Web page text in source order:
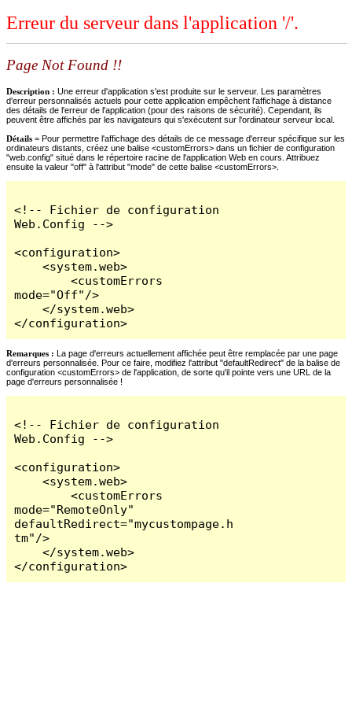
Erreur du serveur dans l'application '/'.
Page Not Found !!
Description : Une erreur d'application s'est produite sur le serveur. Les paramètres
d'erreur personnalisés actuels pour cette application empêchent l'affichage à distance
des détails de l'erreur de l'application (pour des raisons de sécurité). Cependant, ils
peuvent être affichés par les navigateurs qui s'exécutent sur l'ordinateur serveur local.
Détails = Pour permettre l'affichage des détails de ce message d'erreur spécifique sur les
ordinateurs distants, créez une balise <customErrors> dans un fichier de configuration
"web.config" situé dans le répertoire racine de l'application Web en cours. Attribuez
ensuite la valeur "off" à l'attribut "mode" de cette balise <customErrors>.
<!-- Fichier de configuration
Web.Config -->
<configuration>
    <system.web>
        <customErrors
mode="Off"/>
    </system.web>
</configuration>
Remarques : La page d'erreurs actuellement affichée peut être remplacée par une page
d'erreurs personnalisée. Pour ce faire, modifiez l'attribut "defaultRedirect" de la balise de
configuration <customErrors> de l'application, de sorte qu'il pointe vers une URL de la
page d'erreurs personnalisée !
<!-- Fichier de configuration
Web.Config -->
<configuration>
    <system.web>
        <customErrors
mode="RemoteOnly"
defaultRedirect="mycustompage.h
tm"/>
    </system.web>
</configuration>